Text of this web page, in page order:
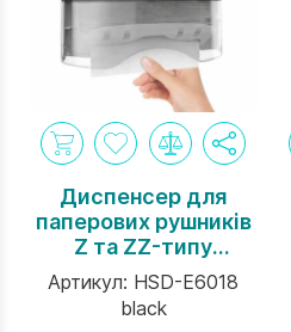
Диспенсер для
паперових рушників
Z та ZZ-типу
складання Interhasa
ENDEAVOR Serie
чорний
Артикул: HSD-E6018
black